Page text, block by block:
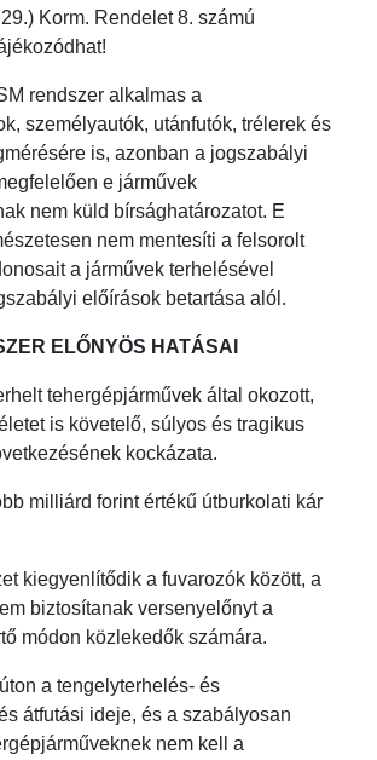
Korm. Rendelet 8. számú
rendszer alkalmas a
személyautók, utánfutók, trélerek és
is, azonban a jogszabályi
e járművek
nem küld bírsághatározatot. E
nem mentesíti a felsorolt
a járművek terhelésével
előírások betartása alól.
ELŐNYÖS HATÁSAI
tehergépjárművek által okozott,
is követelő, súlyos és tragikus
kockázata.
milliárd forint értékű útburkolati kár
kiegyenlítődik a fuvarozók között, a
biztosítanak versenyelőnyt a
módon közlekedők számára.
a tengelyterhelés- és
átfutási ideje, és a szabályosan
nem kell a